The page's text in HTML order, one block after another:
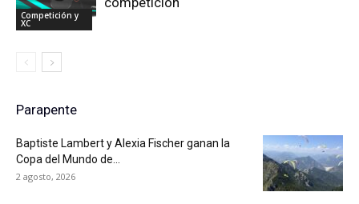
Competición y
XC
Parapente
Baptiste Lambert y Alexia Fischer ganan la
Copa del Mundo de...
2 agosto, 2026